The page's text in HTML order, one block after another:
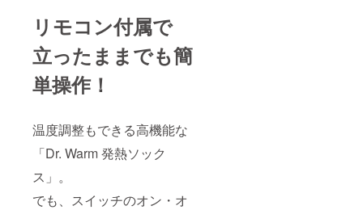
リモコン付属で
立ったままでも簡
単操作！
温度調整もできる高機能な
「Dr. Warm 発熱ソック
ス」。
でも、スイッチのオン・オ